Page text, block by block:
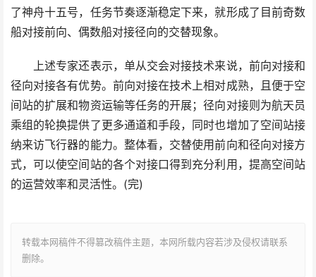
了神舟十五号，任务节奏逐渐稳定下来，就形成了目前奇数
船对接前向、偶数船对接径向的交替现象。
上述专家还表示，单从交会对接技术来说，前向对接和
径向对接各有优势。前向对接在技术上相对成熟，且便于空
间站的扩展和物资运输等任务的开展；径向对接则为航天员
乘组的轮换提供了更多通道和手段，同时也增加了空间站接
纳来访飞行器的能力。整体看，交替使用前向和径向对接方
式，可以使空间站的各个对接口得到充分利用，提高空间站
的运营效率和灵活性。(完)
转载本网稿件不得篡改稿件主题，本网所载内容若涉及侵权请联系
删除。